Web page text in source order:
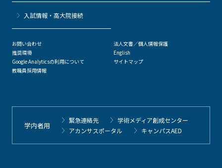
⼊試情報・高大院接続
お問い合わせ
推奨環境
Google Analyticsの利用について
教職員採用情報
法人文書／個人情報保護
English
サイトマップ
学内者用
緊急連絡先
学術メディア創成センター
アカンサスポータル
キャンパスAED